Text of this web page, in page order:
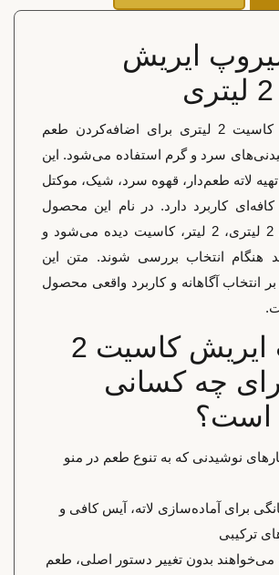
ایریش
سیروپ ایریش کاسیت 2 لیتری برای اضافه‌کردن طعم
سرد و گرم استفاده می‌شود. این
لاته طعم‌دار، قهوه سرد، شیک، موکتل
کاربرد دارد. در نام این محصول
مشخصاتی مثل 2 لیتری، 2 لیتر، کاسیت دیده می‌شود و
هنگام انتخاب بررسی شوند. متن این
انتخاب آگاهانه و کاربرد واقعی محصول
سیروپ ایریش کاسیت 2
چه کسانی
نوشیدنی که به تنوع طعم در منو
آماده‌سازی لاته، آیس کافی و
ترکیبی
بدون تغییر دستور اصلی، طعم